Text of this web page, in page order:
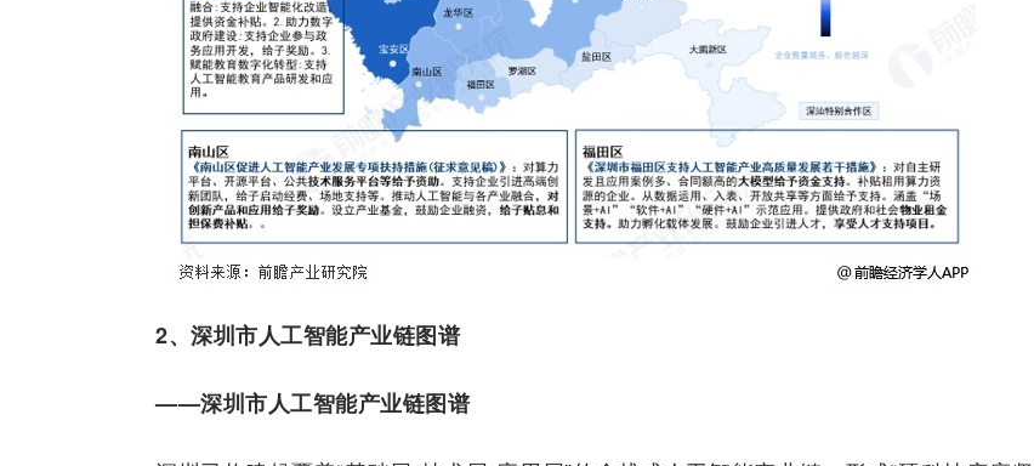
2、深圳市人工智能产业链图谱
——深圳市人工智能产业链图谱